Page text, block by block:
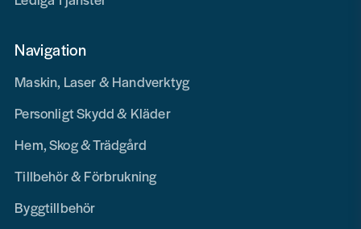
Navigation
Maskin, Laser & Handverktyg
Personligt Skydd & Kläder
Hem, Skog & Trädgård
Tillbehör & Förbrukning
Byggtillbehör